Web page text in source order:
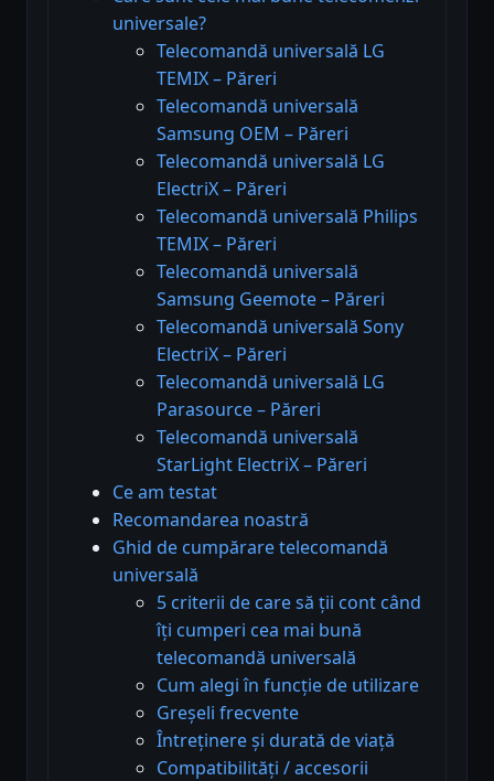
universale?
Telecomandă universală LG
TEMIX – Păreri
Telecomandă universală
Samsung OEM – Păreri
Telecomandă universală LG
ElectriX – Păreri
Telecomandă universală Philips
TEMIX – Păreri
Telecomandă universală
Samsung Geemote – Păreri
Telecomandă universală Sony
ElectriX – Păreri
Telecomandă universală LG
Parasource – Păreri
Telecomandă universală
StarLight ElectriX – Păreri
Ce am testat
Recomandarea noastră
Ghid de cumpărare telecomandă
universală
5 criterii de care să ții cont când
îți cumperi cea mai bună
telecomandă universală
Cum alegi în funcție de utilizare
Greșeli frecvente
Întreținere și durată de viață
Compatibilități / accesorii